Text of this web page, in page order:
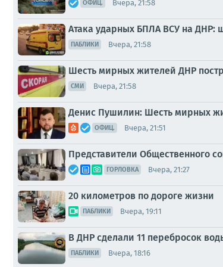
ОФИЦ. Вчера, 21:58
Атака ударных БПЛА ВСУ на ДНР:
ПАБЛИКИ Вчера, 21:58
Шесть мирных жителей ДНР
СМИ Вчера, 21:58
Денис Пушилин: Шесть мирных
ОФИЦ. Вчера, 21:51
Представители Общественного
ГОРЛОВКА Вчера, 21:27
20 километров по дороге жизни
ПАБЛИКИ Вчера, 19:11
В ДНР сделали 11 перебросок
ПАБЛИКИ Вчера, 18:16